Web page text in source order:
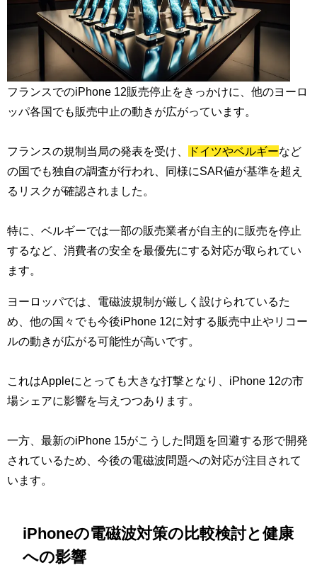
フランスでのiPhone 12販売停止をきっかけに、他のヨーロ
ッパ各国でも販売中止の動きが広がっています。
フランスの規制当局の発表を受け、 ドイツやベルギーなど
の国でも独自の調査が行われ、同様にSAR値が基準を超え
るリスクが確認されました。
特に、ベルギーでは一部の販売業者が自主的に販売を停止
するなど、消費者の安全を最優先にする対応が取られてい
ます。
ヨーロッパでは、電磁波規制が厳しく設けられているた
め、他の国々でも今後iPhone 12に対する販売中止やリコー
ルの動きが広がる可能性が高いです。
これはAppleにとっても大きな打撃となり、iPhone 12の市
場シェアに影響を与えつつあります。
一方、最新のiPhone 15がこうした問題を回避する形で開発
されているため、今後の電磁波問題への対応が注目されて
います。
iPhoneの電磁波対策の比較検討と健康
への影響